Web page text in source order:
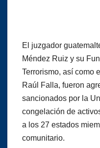
El juzgador
Méndez Ruiz y su
Terrorismo, así como
Raúl Falla, fueron
sancionados por la
congelación de
a los 27 estados
comunitario.